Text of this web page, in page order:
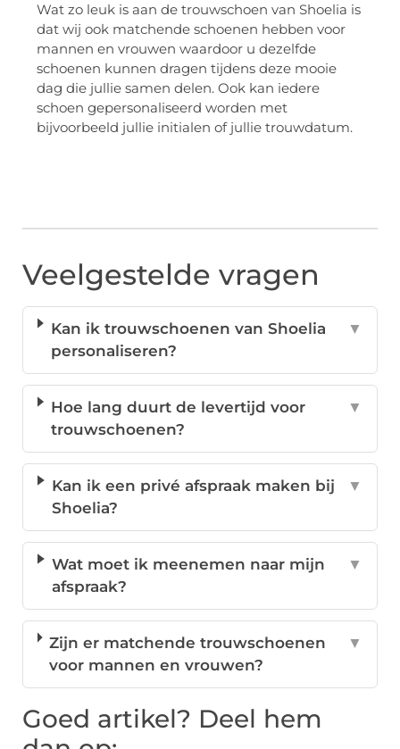
Wat zo leuk is aan de trouwschoen van Shoelia is
dat wij ook matchende schoenen hebben voor
mannen en vrouwen waardoor u dezelfde
schoenen kunnen dragen tijdens deze mooie
dag die jullie samen delen. Ook kan iedere
schoen gepersonaliseerd worden met
bijvoorbeeld jullie initialen of jullie trouwdatum.
Veelgestelde vragen
Kan ik trouwschoenen van Shoelia
personaliseren?
▼
Hoe lang duurt de levertijd voor
trouwschoenen?
▼
Kan ik een privé afspraak maken bij
Shoelia?
▼
Wat moet ik meenemen naar mijn
afspraak?
▼
Zijn er matchende trouwschoenen
voor mannen en vrouwen?
▼
Goed artikel? Deel hem